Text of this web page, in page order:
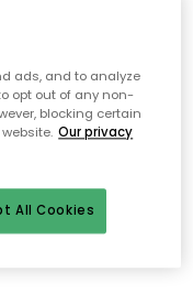
ole tai siitä, että se
tästä mahdollisesti
yllä olevasta
ads, and to analyze
opt out of any non-
blocking certain
Our privacy
All Cookies